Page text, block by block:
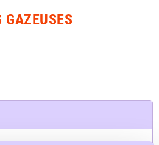
GAZEUSES